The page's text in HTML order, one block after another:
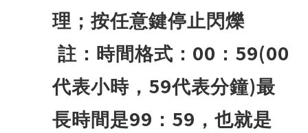
理；按任意鍵停止閃爍
註：時間格式： 00 ： 59(00
代表小時， 59代表分鐘)最
長時間是99 ： 59 ，也就是